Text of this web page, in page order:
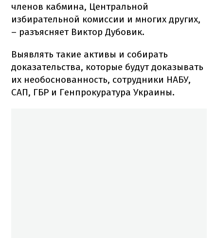
членов кабмина, Центральной
избирательной комиссии и многих других,
– разъясняет Виктор Дубовик.
Выявлять такие активы и собирать
доказательства, которые будут доказывать
их необоснованность, сотрудники НАБУ,
САП, ГБР и Генпрокуратура Украины.